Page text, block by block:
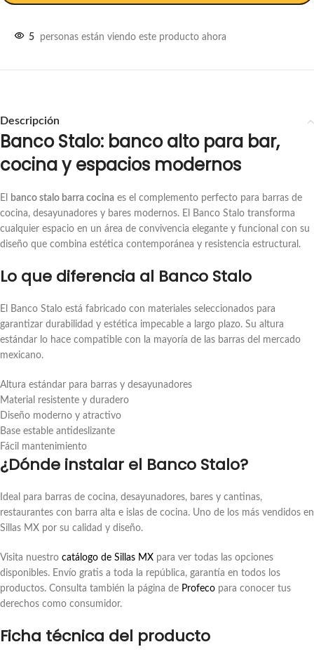
5 personas están viendo este producto ahora
Descripción
Banco Stalo: banco alto para bar,
cocina y espacios modernos
El banco stalo barra cocina es el complemento perfecto para barras de
cocina, desayunadores y bares modernos. El Banco Stalo transforma
cualquier espacio en un área de convivencia elegante y funcional con su
diseño que combina estética contemporánea y resistencia estructural.
Lo que diferencia al Banco Stalo
El Banco Stalo está fabricado con materiales seleccionados para
garantizar durabilidad y estética impecable a largo plazo. Su altura
estándar lo hace compatible con la mayoría de las barras del mercado
mexicano.
Altura estándar para barras y desayunadores
Material resistente y duradero
Diseño moderno y atractivo
Base estable antideslizante
Fácil mantenimiento
¿Dónde instalar el Banco Stalo?
Ideal para barras de cocina, desayunadores, bares y cantinas,
restaurantes con barra alta e islas de cocina. Uno de los más vendidos en
Sillas MX por su calidad y diseño.
Visita nuestro catálogo de Sillas MX para ver todas las opciones
disponibles. Envío gratis a toda la república, garantía en todos los
productos. Consulta también la página de Profeco para conocer tus
derechos como consumidor.
Ficha técnica del producto